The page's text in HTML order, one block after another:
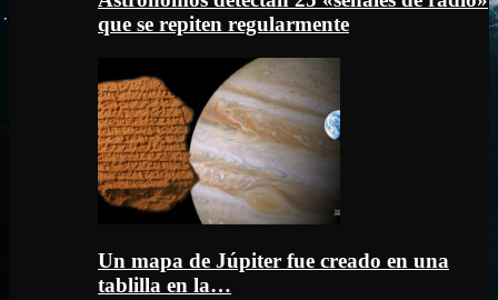
que se repiten regularmente
Un mapa de Júpiter fue creado en una
tablilla en la…